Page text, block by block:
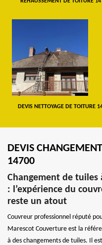
DEVIS NETTOYAGE DE TOITURE
DEVIS
14700
Changement de tuiles
: l’expérience du
reste un atout
Couvreur professionnel réputé
Marescot Couverture est la
à des changements de tuiles. Il